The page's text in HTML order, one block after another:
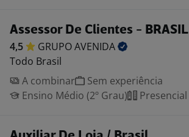
Assessor De Clientes - BRASIL
4,5 GRUPOAVENIDA
Todo Brasil
A combinar
Sem experiência
Ensino Médio (2º Grau)
Presencial